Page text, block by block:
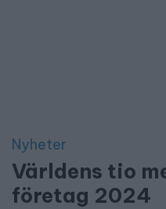
Nyheter
Världens tio
företag 2024